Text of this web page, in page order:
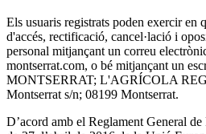
Els usuaris registrats poden exercir en
d'accés, rectificació, cancel·lació i
personal mitjançant un correu
montserrat.com, o bé mitjançant un
MONTSERRAT; L'AGRÍCOLA
Montserrat s/n; 08199 Montserrat.
D’acord amb el Reglament General